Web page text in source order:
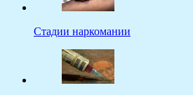
Стадии наркомании